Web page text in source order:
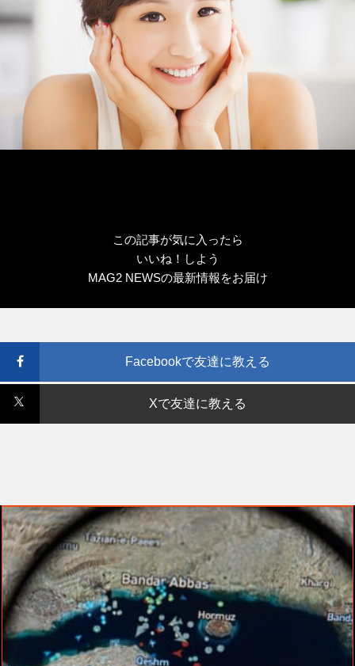
この記事が気に入ったら
いいね！しよう
MAG2 NEWSの最新情報をお届け
Facebookで友達に教える
Xで友達に教える